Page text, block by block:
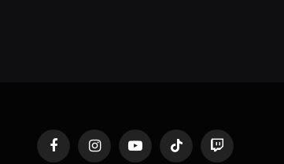
FacebookInstagramYouTubeTikTok Twitch